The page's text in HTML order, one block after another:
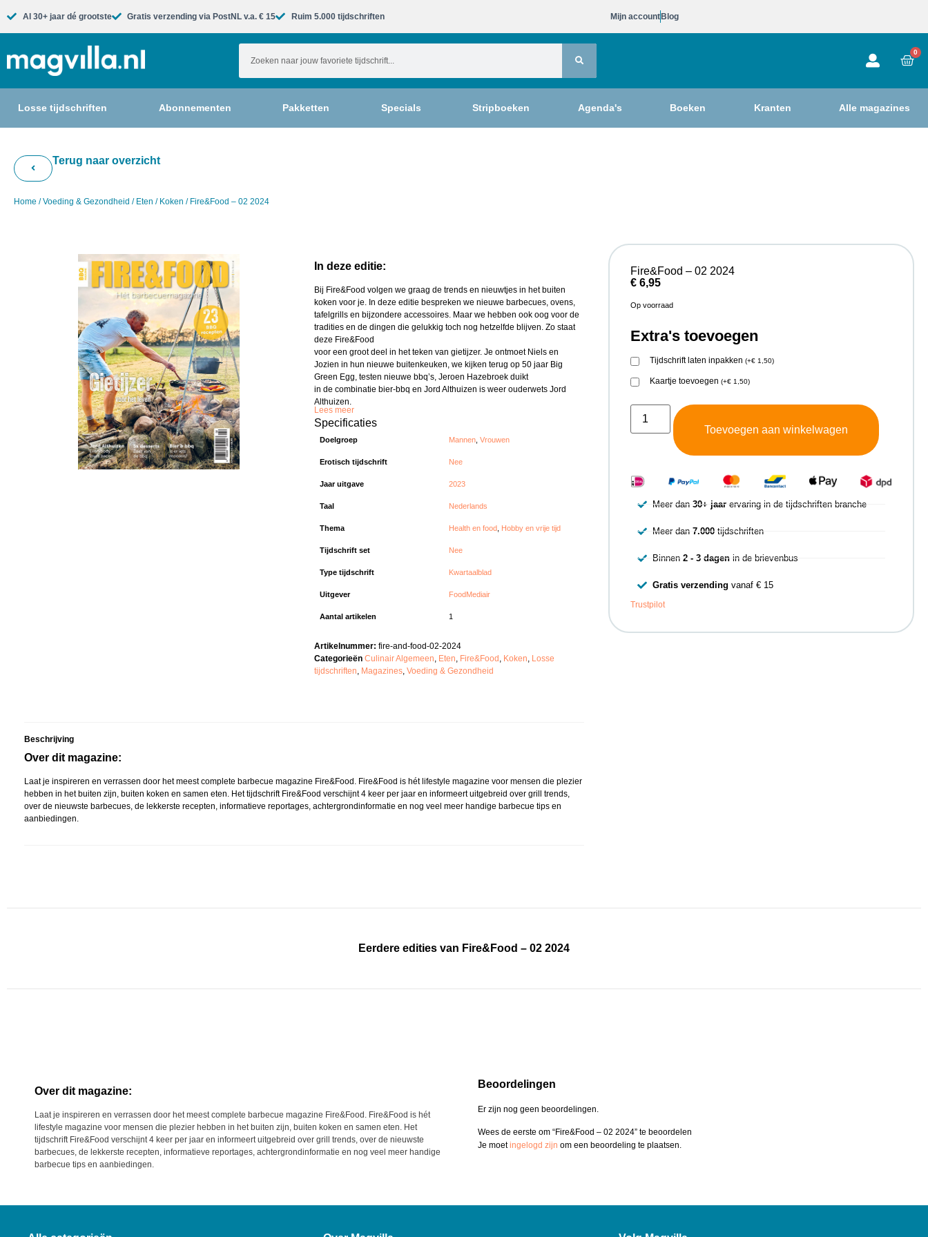
Al 30+ jaar dé grootste​ Gratis verzending via PostNL v.a. € 15 Ruim 5.000 tijdschriften​ Mijn account Blog
0
Losse tijdschriften Abonnementen Pakketten Specials Stripboeken Agenda's Boeken Kranten Alle magazines
Terug naar overzicht
Home /Voeding & Gezondheid / Eten / Koken / Fire&Food – 02 2024
In deze editie:
Bij Fire&Food volgen we graag de trends en nieuwtjes in het buiten
koken voor je. In deze editie bespreken we nieuwe barbecues, ovens,
tafelgrills en bijzondere accessoires. Maar we hebben ook oog voor de
tradities en de dingen die gelukkig toch nog hetzelfde blijven. Zo staat
deze Fire&Food
voor een groot deel in het teken van gietijzer. Je ontmoet Niels en
Jozien in hun nieuwe buitenkeuken, we kijken terug op 50 jaar Big
Green Egg, testen nieuwe bbq’s, Jeroen Hazebroek duikt
in de combinatie bier-bbq en Jord Althuizen is weer ouderwets Jord
Althuizen.
Lees meer
Specificaties
Doelgroep Mannen ,Vrouwen
Erotisch tijdschrift Nee
Jaar uitgave 2023
Taal Nederlands
Thema Health en food Hobby en vrije tijd
Tijdschrift set Nee
Type tijdschrift Kwartaalblad
Uitgever FoodMediair
Aantal artikelen 1
Artikelnummer:fire-and-food-02-2024
Categorieën Culinair Algemeen, Eten, Fire&Food, Koken, Losse
tijdschriften, Magazines,Voeding & Gezondheid
Beschrijving
Over dit magazine:
Laat je inspireren en verrassen door het meest complete barbecue magazine Fire&Food. Fire&Food is hét lifestyle magazine voor mensen die plezier
hebben in het buiten zijn, buiten koken en samen eten. Het tijdschrift Fire&Food verschijnt 4 keer per jaar en informeert uitgebreid over grill trends,
over de nieuwste barbecues, de lekkerste recepten, informatieve reportages, achtergrondinformatie en nog veel meer handige barbecue tips en
aanbiedingen.
Fire&Food – 02 2024
€6,95
Op voorraad
Extra's toevoegen
Tijdschrift laten inpakken (+€1,50)
Kaartje toevoegen (+€1,50)
Toevoegen aan winkelwagen
Meer dan30+ jaar ervaring in de tijdschriften branche
Meer dan7.000 tijdschriften
Binnen2 - 3 dagen in de brievenbus
Gratis verzending vanaf € 15
Trustpilot
Eerdere edities van Fire&Food – 02 2024
Over dit magazine:
Laat je inspireren en verrassen door het meest complete barbecue magazine Fire&Food. Fire&Food is hét
lifestyle magazine voor mensen die plezier hebben in het buiten zijn, buiten koken en samen eten. Het
tijdschrift Fire&Food verschijnt 4 keer per jaar en informeert uitgebreid over grill trends, over de nieuwste
barbecues, de lekkerste recepten, informatieve reportages, achtergrondinformatie en nog veel meer handige
barbecue tips en aanbiedingen.
Beoordelingen
Er zijn nog geen beoordelingen.
Wees de eerste om “Fire&Food – 02 2024” te beoordelen
Je moetingelogd zijn om een beoordeling te plaatsen.